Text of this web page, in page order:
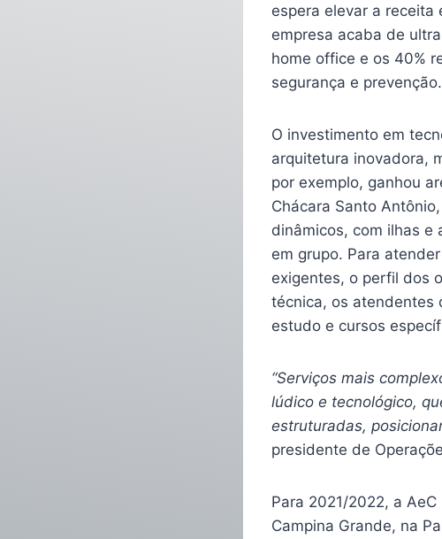
espera elevar a
empresa acaba de
home office e os 40%
segurança e prevenção.
O investimento em
arquitetura inovadora,
por exemplo, ganhou
Chácara Santo
dinâmicos, com ilhas e
em grupo. Para
exigentes, o perfil dos
técnica, os atendentes
estudo e cursos
“Serviços mais
lúdico e tecnológico,
estruturadas,
presidente de
Para 2021/2022, a
Campina Grande, na